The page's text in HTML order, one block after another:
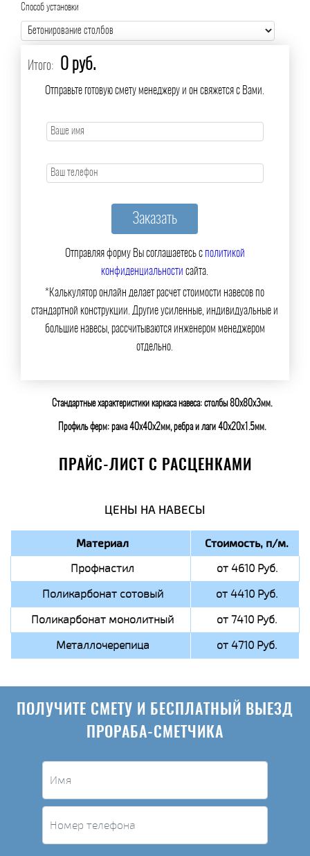
Способ установки
Итого: 0 руб.
Отправьте готовую смету менеджеру и он свяжется с Вами.
Отправляя форму Вы соглашаетесь сполитикой
конфиденциальности сайта.
*Калькулятор онлайн делает расчет стоимости навесов по
стандартной конструкции. Другие усиленные, индивидуальные и
большие навесы, рассчитываются инженером менеджером
отдельно.
Стандартные характеристики каркаса навеса: столбы 80х80х3мм.
Профиль ферм: рама 40х40х2мм, ребра и лаги 40х20х1.5мм.
ПРАЙС-ЛИСТ С РАСЦЕНКАМИ
ЦЕНЫ НА НАВЕСЫ
Материал Стоимость, п/м.
Профнастил
от 4610 Руб.
Поликарбонат сотовый
от 4410 Руб.
Поликарбонат монолитный
от 7410 Руб.
Металлочерепица
от 4710 Руб.
ПОЛУЧИТЕ СМЕТУ И БЕСПЛАТНЫЙ ВЫЕЗД
ПРОРАБА-СМЕТЧИКА